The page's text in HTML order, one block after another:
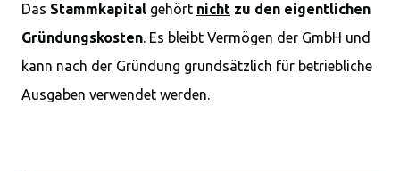
Das Stammkapital gehört nicht zu den eigentlichen
Gründungskosten. Es bleibt Vermögen der GmbH und
kann nach der Gründung grundsätzlich für betriebliche
Ausgaben verwendet werden.